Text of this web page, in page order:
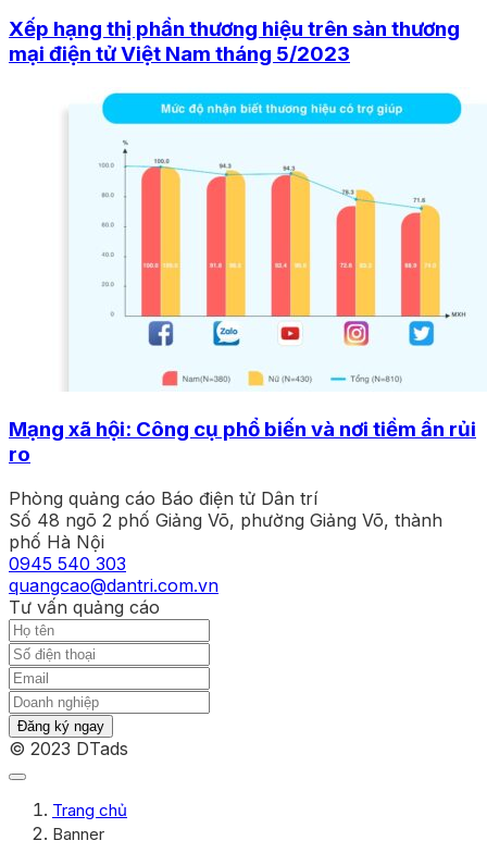
Xếp hạng thị phần thương hiệu trên sàn thương
mại điện tử Việt Nam tháng 5/2023
Mạng xã hội: Công cụ phổ biến và nơi tiềm ẩn rủi
ro
Phòng quảng cáo Báo điện tử Dân trí
Số 48 ngõ 2 phố Giảng Võ, phường Giảng Võ, thành
phố Hà Nội
0945 540 303
quangcao@dantri.com.vn
Tư vấn quảng cáo
Đăng ký ngay
© 2023 DTads
Trang chủ
Banner